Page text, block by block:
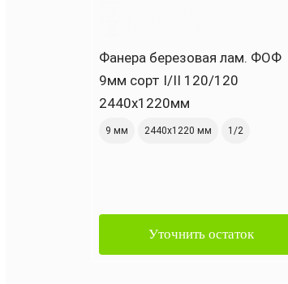
Фанера березовая лам. ФОФ
9мм сорт I/II 120/120
2440х1220мм
9 мм 2440х1220 мм 1/2
Уточнить остаток